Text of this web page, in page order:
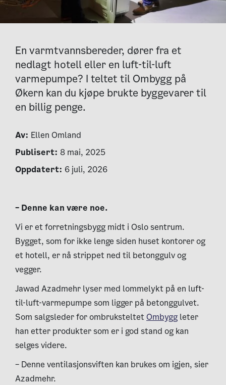
En varmtvannsbereder, dører fra et
nedlagt hotell eller en luft-til-luft
varmepumpe? I teltet til Ombygg på
Økern kan du kjøpe brukte byggevarer til
en billig penge.
Av: Ellen Omland
Publisert: 8 mai, 2025
Oppdatert: 6 juli, 2026
– Denne kan være noe.
Vi er et forretningsbygg midt i Oslo sentrum.
Bygget, som for ikke lenge siden huset kontorer og
et hotell, er nå strippet ned til betonggulv og
vegger.
Jawad Azadmehr lyser med lommelykt på en luft-
til-luft-varmepumpe som ligger på betonggulvet.
Som salgsleder for ombruksteltetOmbyggleter
han etter produkter som er i god stand og kan
selges videre.
– Denne ventilasjonsviften kan brukes om igjen, sier
Azadmehr.